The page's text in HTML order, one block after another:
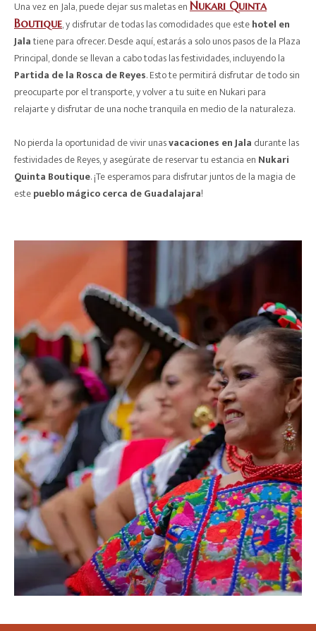
Una vez en Jala, puede dejar sus maletas en Nukari Quinta
Boutique, y disfrutar de todas las comodidades que estehotel en
Jalatiene para ofrecer. Desde aquí, estarás a solo unos pasos de la Plaza
Principal, donde se llevan a cabo todas las festividades, incluyendo la
Partida de la Rosca de Reyes. Esto te permitirá disfrutar de todo sin
preocuparte por el transporte, y volver a tu suite en Nukari para
relajarte y disfrutar de una noche tranquila en medio de la naturaleza.
No pierda la oportunidad de vivir unasvacaciones en Jala durante las
festividades de Reyes, y asegúrate de reservar tu estancia en Nukari
Quinta Boutique. ¡Te esperamos para disfrutar juntos de la magia de
estepueblo mágico cerca de Guadalajara!